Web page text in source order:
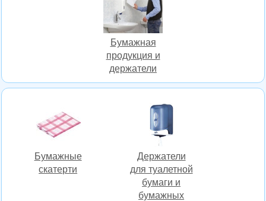
Бумажная
продукция и
держатели
Бумажные
скатерти
Держатели
для туалетной
бумаги и
бумажных